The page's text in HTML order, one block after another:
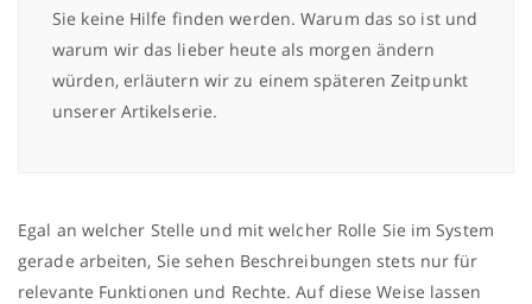
Sie keine Hilfe finden werden. Warum das so ist und
warum wir das lieber heute als morgen ändern
würden, erläutern wir zu einem späteren Zeitpunkt
unserer Artikelserie.
Egal an welcher Stelle und mit welcher Rolle Sie im System
gerade arbeiten, Sie sehen Beschreibungen stets nur für
relevante Funktionen und Rechte. Auf diese Weise lassen